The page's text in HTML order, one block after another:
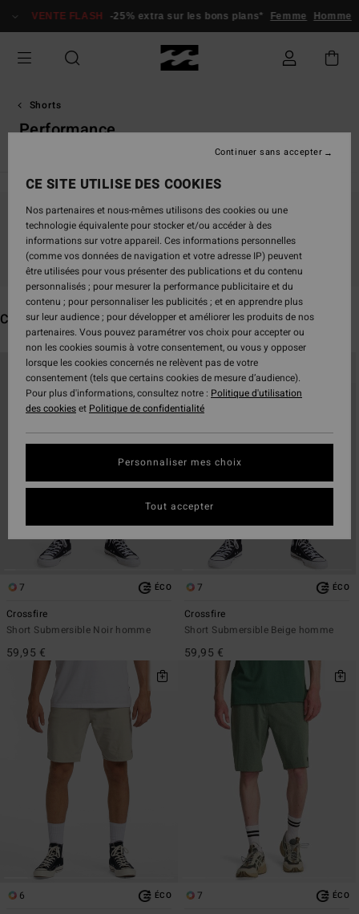
sélection
produits
VENTE FLASH -25% extra sur les bons plans* Femme Homme
Shorts
Performance
Ne partez pas trop loin, nos produits seront
bientôt de retour
Ces produits pourraient vous plaire
Passer
critères
7 ÉCO
Crossfire
Short Submersible Noir homme
59,95 €
7 ÉCO
Crossfire
Short Submersible Beige homme
59,95 €
6 ÉCO 7 ÉCO
CE SITE UTILISE DES COOKIES
Nos partenaires et nous-mêmes utilisons des cookies ou une
technologie équivalente pour stocker et/ou accéder à des
informations sur votre appareil. Ces informations personnelles
(comme vos données de navigation et votre adresse IP) peuvent
être utilisées pour vous présenter des publications et du contenu
personnalisés ; pour mesurer la performance publicitaire et du
contenu ; pour personnaliser les publicités ; et en apprendre plus
sur leur audience ; pour développer et améliorer les produits de nos
partenaires. Vous pouvez paramétrer vos choix pour accepter ou
non les cookies soumis à votre consentement, ou vous y opposer
lorsque les cookies concernés ne relèvent pas de votre
consentement (tels que certains cookies de mesure d’audience).
Pour plus d'informations, consultez notre : Politique d'utilisation
des cookieset Politique de confidentialité
Personnaliser mes choix
Continuer sans accepter
Tout accepter